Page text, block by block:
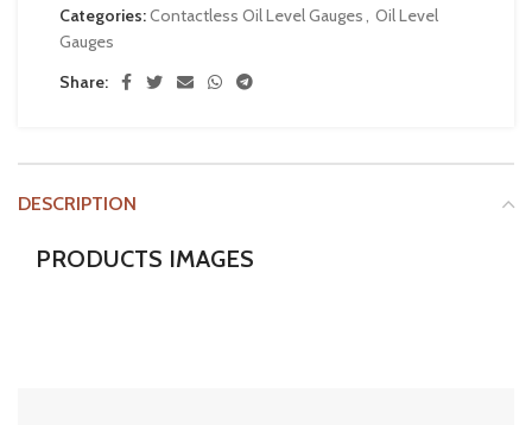
Categories:Contactless Oil Level Gauges, Oil Level
Gauges
Share:
DESCRIPTION
PRODUCTS IMAGES